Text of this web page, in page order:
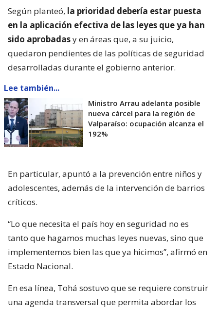
Según planteó, la prioridad debería estar puesta
en la aplicación efectiva de las leyes que ya han
sido aprobadasy en áreas que, a su juicio,
quedaron pendientes de las políticas de seguridad
desarrolladas durante el gobierno anterior.
Lee también...
Ministro Arrau adelanta posible
nueva cárcel para la región de
Valparaíso: ocupación alcanza el
192%
En particular, apuntó a la prevención entre niños y
adolescentes, además de la intervención de barrios
críticos.
“Lo que necesita el país hoy en seguridad no es
tanto que hagamos muchas leyes nuevas, sino que
implementemos bien las que ya hicimos”, afirmó en
Estado Nacional.
En esa línea, Tohá sostuvo que se requiere construir
una agenda transversal que permita abordar los